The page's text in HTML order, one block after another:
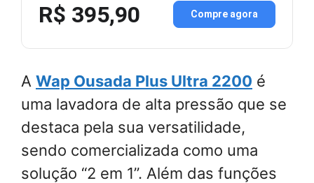
R$ 395,90 Compre agora
A Wap Ousada Plus Ultra 2200 é
uma lavadora de alta pressão que se
destaca pela sua versatilidade,
sendo comercializada como uma
solução “2 em 1”. Além das funções